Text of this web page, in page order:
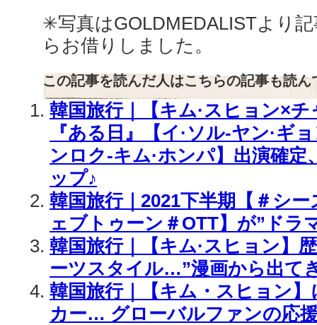
✳︎写真はGOLDMEDALISTより
らお借りしました。
この記事を読んだ人はこちらの記事も読ん
韓国旅行｜【キム·スヒョン×チ
『ある日』【イ·ソル-ヤン·ギ
ンロク-キム·ホンパ】出演確定
ップ♪
韓国旅行｜2021下半期【＃シ
ェブトゥーン＃OTT】が”ドラ
韓国旅行｜【キム·スヒョン】
ーツスタイル…”漫画から出て
韓国旅行｜【キム・スヒョン
カー… グローバルファンの応